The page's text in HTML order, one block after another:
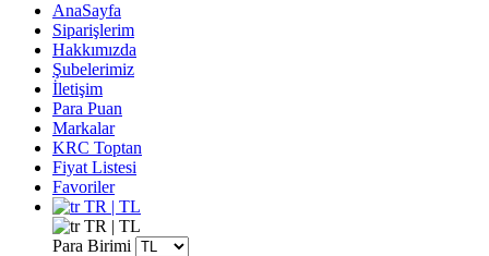
AnaSayfa
Siparişlerim
Hakkımızda
Şubelerimiz
İletişim
Para Puan
Markalar
KRC Toptan
Fiyat Listesi
Favoriler
TR | TL
TR | TL
Para Birimi